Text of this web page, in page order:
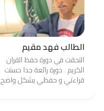
الطالب فهد مقيم
التحقت في دورة حفظ القران
الكريم . دورة رائعة جدا حسنت
قراءتي و حفظي بشكل واضح